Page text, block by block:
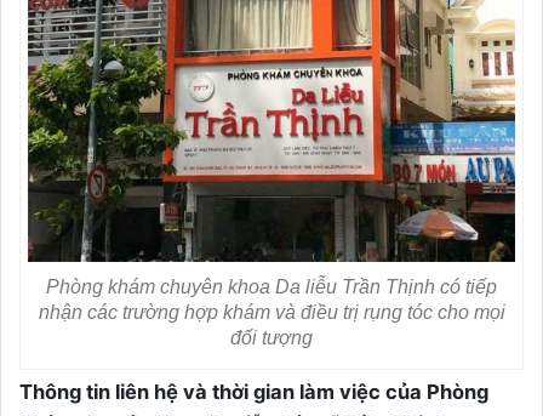
Phòng khám chuyên khoa Da liễu Trần Thịnh có tiếp
nhận các trường hợp khám và điều trị rụng tóc cho mọi
đối tượng
Thông tin liên hệ và thời gian làm việc của Phòng